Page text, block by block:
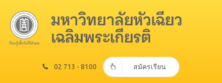
02 713 - 8100 สมัครเรียน